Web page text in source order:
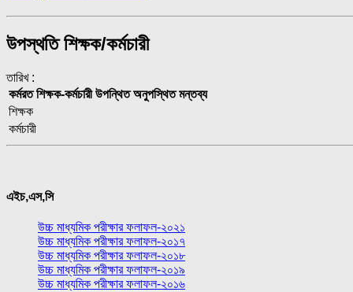
উপস্থতি শিক্ষক/কর্মচারী
তারিখ :
কর্মরত শিক্ষক-কর্মচারী উপন্থিত অনুপস্থিত মন্তব্য
শিক্ষক
কর্মচারী
এইচ,এস,সি
উচ্চ মাধ্যমিক পরীক্ষার ফলাফল-২০২১
উচ্চ মাধ্যমিক পরীক্ষার ফলাফল-২০১৭
উচ্চ মাধ্যমিক পরীক্ষার ফলাফল-২০১৮
উচ্চ মাধ্যমিক পরীক্ষার ফলাফল-২০১৯
উচ্চ মাধ্যমিক পরীক্ষার ফলাফল-২০১৬